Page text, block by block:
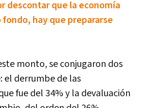
descontar que la economía
hay que prepararse
monto, se conjugaron dos
el derrumbe de las
fue del 34% y la devaluación